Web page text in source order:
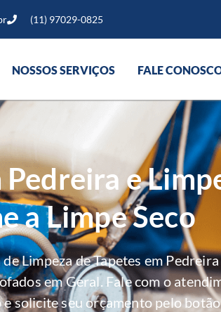
(11) 97029-0825
NOSSOS SERVIÇOS FALE
e
a Limpe Seco
Limpeza de Tapetes em
em Geral. Fale com o
solicite seu orçamento pelo